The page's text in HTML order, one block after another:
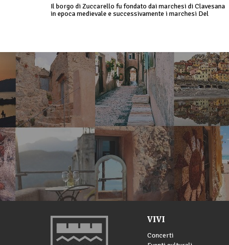
Il borgo di Zuccarello fu fondato dai marchesi di Clavesana
in epoca medievale e successivamente i marchesi Del
VIVI
Concerti